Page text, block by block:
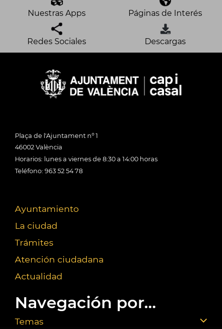
Nuestras Apps Páginas de Interés
Redes Sociales Descargas
Plaça de l'Ajuntament nº 1
46002 València
Horarios: lunes a viernes de 8:30 a 14:00 horas
Teléfono: 963 52 54 78
Ayuntamiento
La ciudad
Trámites
Atención ciudadana
Actualidad
Navegación por...
Temas